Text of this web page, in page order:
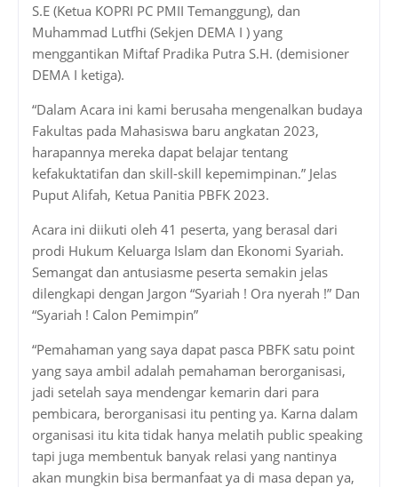
S.E (Ketua KOPRI PC PMII Temanggung), dan
Muhammad Lutfhi (Sekjen DEMA I ) yang
menggantikan Miftaf Pradika Putra S.H. (demisioner
DEMA I ketiga).
“Dalam Acara ini kami berusaha mengenalkan budaya
Fakultas pada Mahasiswa baru angkatan 2023,
harapannya mereka dapat belajar tentang
kefakuktatifan dan skill-skill kepemimpinan.” Jelas
Puput Alifah, Ketua Panitia PBFK 2023.
Acara ini diikuti oleh 41 peserta, yang berasal dari
prodi Hukum Keluarga Islam dan Ekonomi Syariah.
Semangat dan antusiasme peserta semakin jelas
dilengkapi dengan Jargon “Syariah ! Ora nyerah !” Dan
“Syariah ! Calon Pemimpin”
“Pemahaman yang saya dapat pasca PBFK satu point
yang saya ambil adalah pemahaman berorganisasi,
jadi setelah saya mendengar kemarin dari para
pembicara, berorganisasi itu penting ya. Karna dalam
organisasi itu kita tidak hanya melatih public speaking
tapi juga membentuk banyak relasi yang nantinya
akan mungkin bisa bermanfaat ya di masa depan ya,